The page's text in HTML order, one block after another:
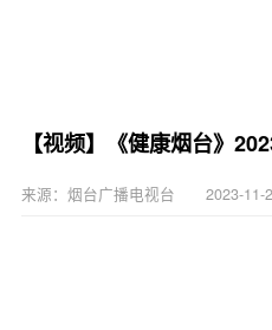
【视频】《健康烟台》
来源：烟台广播电视台 2023-11-